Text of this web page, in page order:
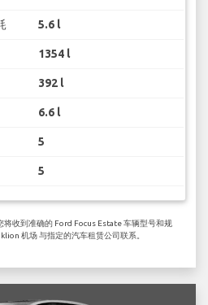
5.6 l
1354 l
392 l
6.6 l
5
5
收到准确的 Ford Focus Estate 车辆型号和规
机场 与指定的汽车租赁公司联系。